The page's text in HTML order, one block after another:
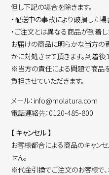
但し下記の場合を除きます。
・配送中の事故により破損した場
・ご注文とは異なる商品が到着
お届けの商品に明らかな当方の
かに対処させて頂きます。到着後
※当方の責任による問題で商品
負担させていただきます。
メール：info@molatura.com
電話連絡先：0120-485-800
【 キャンセル 】
お客様都合による商品のキャン
せん。
※代金引換でご注文のお客様で